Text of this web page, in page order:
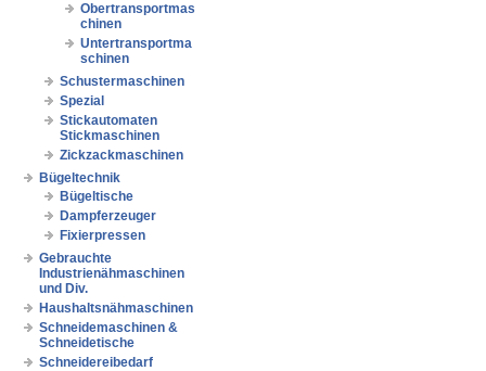
Obertransportmas
chinen
Untertransportma
schinen
Schustermaschinen
Spezial
Stickautomaten
Stickmaschinen
Zickzackmaschinen
Bügeltechnik
Bügeltische
Dampferzeuger
Fixierpressen
Gebrauchte
Industrienähmaschinen
und Div.
Haushaltsnähmaschinen
Schneidemaschinen &
Schneidetische
Schneidereibedarf